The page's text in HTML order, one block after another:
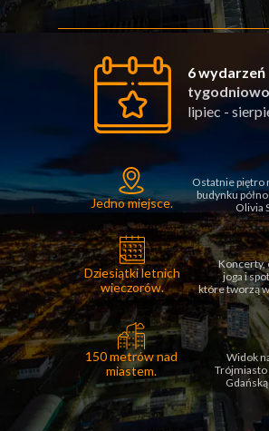
tygodniowo
lipiec -
6 wydarzeń
Jedno miejsce.
Ostatnie piętro
budynku
Olivia
Dziesiątki letnich
wieczorów.
150 metrów nad
miastem.
Widok
Trójmiasto
Koncerty,
jogai
które tworzą